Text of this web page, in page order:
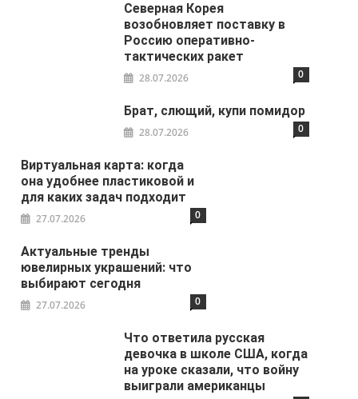
Северная Корея
возобновляет поставку в
Россию оперативно-
тактических ракет
28.07.2026 0
Брат, слющий, купи помидор
28.07.2026 0
Виртуальная карта: когда
она удобнее пластиковой и
для каких задач подходит
27.07.2026 0
Актуальные тренды
ювелирных украшений: что
выбирают сегодня
27.07.2026 0
Что ответила русская
девочка в школе США, когда
на уроке сказали, что войну
выиграли американцы